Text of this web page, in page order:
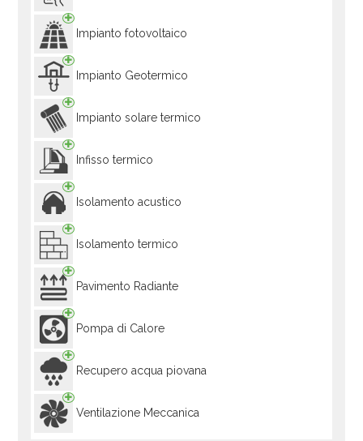
Impianto fotovoltaico
Impianto Geotermico
Impianto solare termico
Infisso termico
Isolamento acustico
Isolamento termico
Pavimento Radiante
Pompa di Calore
Recupero acqua piovana
Ventilazione Meccanica